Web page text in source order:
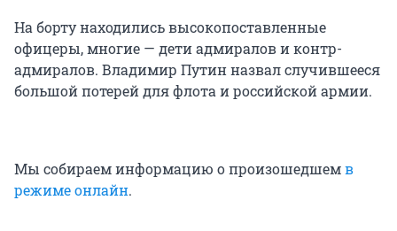
На борту находились высокопоставленные
офицеры, многие — дети адмиралов и контр-
адмиралов. Владимир Путин назвал случившееся
большой потерей для флота и российской армии.
Мы собираем информацию о произошедшемв
режиме онлайн.